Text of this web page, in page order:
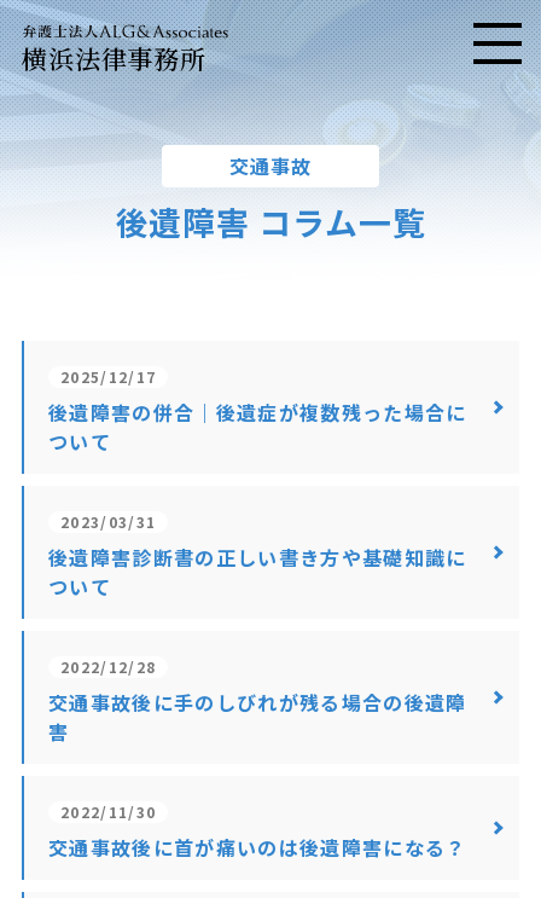
横浜法律事務所 メニ
交通事故
後遺障害 コラム一覧
2025/12/17
後遺障害の併合｜後遺症が複数残った場合に
ついて
2023/03/31
後遺障害診断書の正しい書き方や基礎知識に
ついて
2022/12/28
交通事故後に手のしびれが残る場合の後遺障
害
2022/11/30
交通事故後に首が痛いのは後遺障害になる？